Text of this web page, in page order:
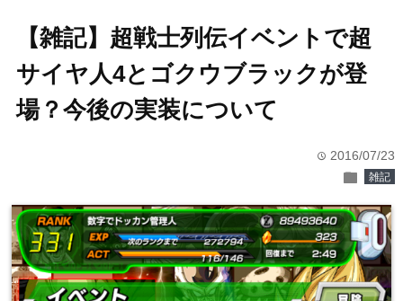
【雑記】超戦士列伝イベントで超
サイヤ人4とゴクウブラックが登
場？今後の実装について
time 2016/07/23
folder 雑記